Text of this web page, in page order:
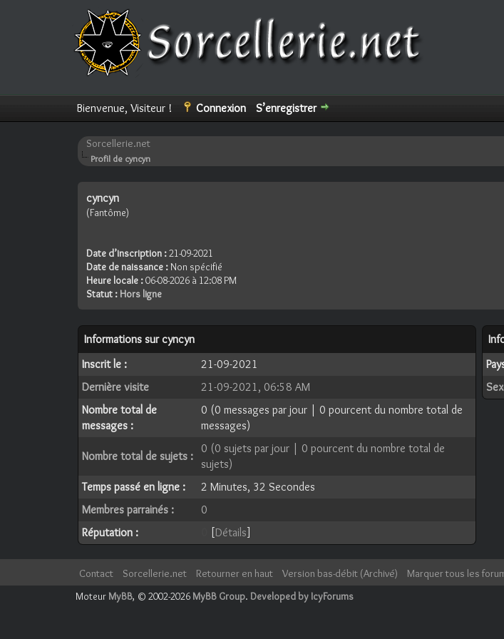
Bienvenue, Visiteur ! Connexion S’enregistrer
Sorcellerie.net
Profil de cyncyn
cyncyn
(Fantôme)
Date d’inscription :21-09-2021
Date de naissance :Non spécifié
Heure locale :06-08-2026 à 12:08 PM
Statut : Hors ligne
Informations sur cyncyn
Inscrit le :
21-09-2021
Dernière visite
21-09-2021, 06:58 AM
Nombre total de
messages :
0 (0 messages par jour | 0 pourcent du nombre total de
messages)
Nombre total de sujets :
0 (0 sujets par jour | 0 pourcent du nombre total de
sujets)
Temps passé en ligne :
2 Minutes, 32 Secondes
Membres parrainés :
0
Réputation :
[Détails]
Contact Sorcellerie.net Retourner en haut Version bas-débit (Archivé) Marquer tous les
Moteur MyBB, © 2002-2026 MyBB Group. Developed by IcyForums